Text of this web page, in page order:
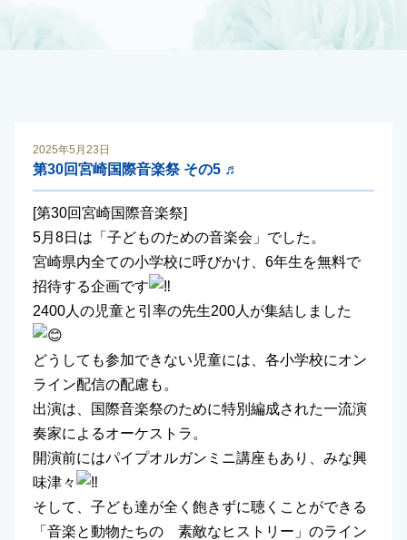
2025年5月23日
第30回宮崎国際音楽祭 その5 ♬
[第30回宮崎国際音楽祭]
5月8日は「子どものための音楽会」でした。
宮崎県内全ての小学校に呼びかけ、6年生を無料で
招待する企画です
2400人の児童と引率の先生200人が集結しました
どうしても参加できない児童には、各小学校にオン
ライン配信の配慮も。
出演は、国際音楽祭のために特別編成された一流演
奏家によるオーケストラ。
開演前にはパイプオルガンミニ講座もあり、みな興
味津々
そして、子ども達が全く飽きずに聴くことができる
「音楽と動物たちの 素敵なヒストリー」のライン